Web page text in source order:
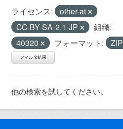
ライセンス:
other-at
CC-BY-SA-2.1-JP
組織:
40320
フォーマット: ZIP
フィルタ結果
他の検索を試してください。